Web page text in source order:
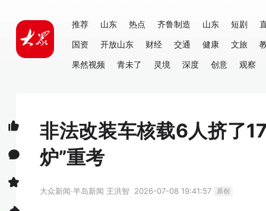
推荐 山东 热点 齐鲁制造 山东 短剧
国资
开放山东 财经 交通 健康 文旅
果然视频
青未了 灵境 深度 创意 观察
非法改装车核载6人挤了
炉”重考
大众新闻·半岛新闻 王洪智 2026-07-08 19:41:57 原创